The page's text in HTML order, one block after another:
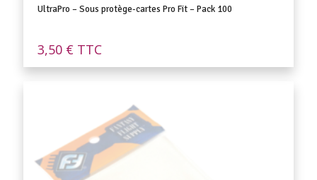
UltraPro – Sous protège-cartes Pro Fit – Pack 100
3,50 € TTC